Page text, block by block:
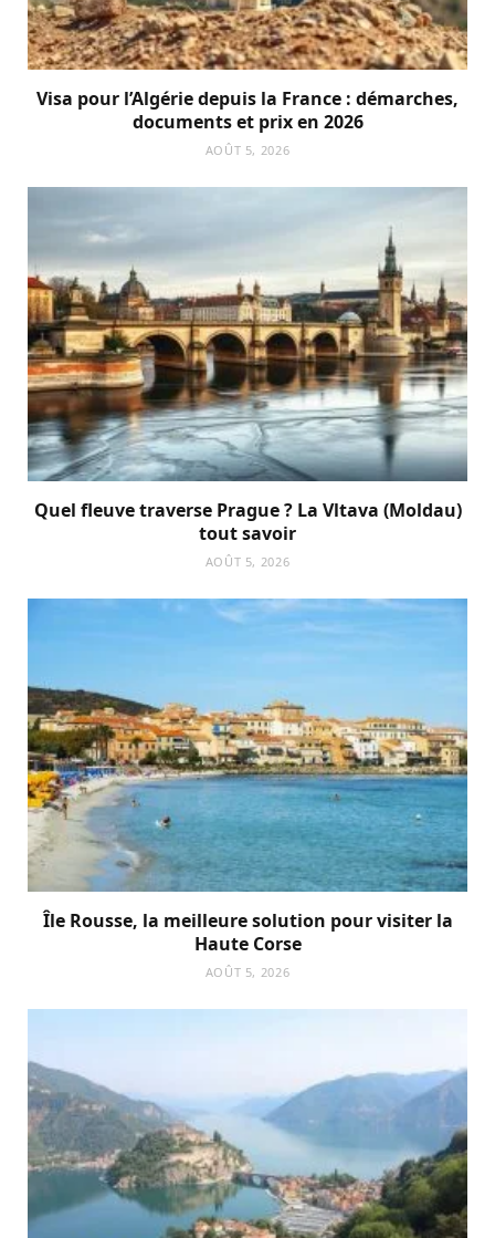
Visa pour l’Algérie depuis la France : démarches,
documents et prix en 2026
AOÛT 5, 2026
Quel fleuve traverse Prague ? La Vltava (Moldau)
tout savoir
AOÛT 5, 2026
Île Rousse, la meilleure solution pour visiter la
Haute Corse
AOÛT 5, 2026